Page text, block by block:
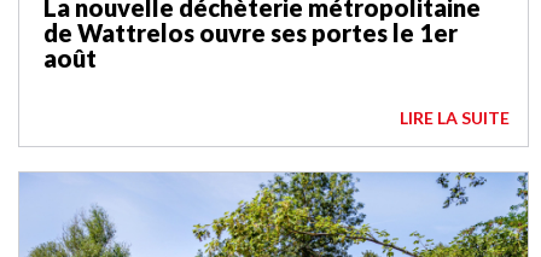
La nouvelle déchèterie métropolitaine
de Wattrelos ouvre ses portes le 1er
août
LIRE LA SUITE